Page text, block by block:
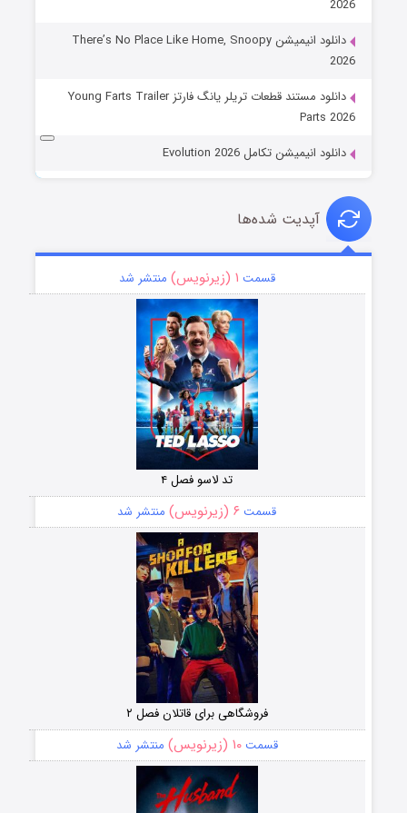
2026
دانلود انیمیشن There’s No Place Like Home, Snoopy
2026
دانلود مستند قطعات تریلر یانگ فارتز Young Farts Trailer
Parts 2026
دانلود انیمیشن تکامل Evolution 2026
آپدیت شده‌ها
قسمت ۱ (زیرنویس) منتشر شد
تد لاسو فصل ۴
قسمت ۶ (زیرنویس) منتشر شد
فروشگاهی برای قاتلان فصل ۲
قسمت۱۰ (زیرنویس) منتشر شد